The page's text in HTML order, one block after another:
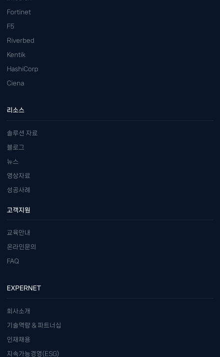
Fortinet
F5
Riverbed
Kentik
HashiCorp
Ciena
리소스
솔루션 자료
블로그
뉴스
영상자료
성공사례
고객지원
교육안내
온라인문의
FAQ
EXPERNET
회사소개
기술역량 & 파트너십
인재채용
지속가능경영(ESG)